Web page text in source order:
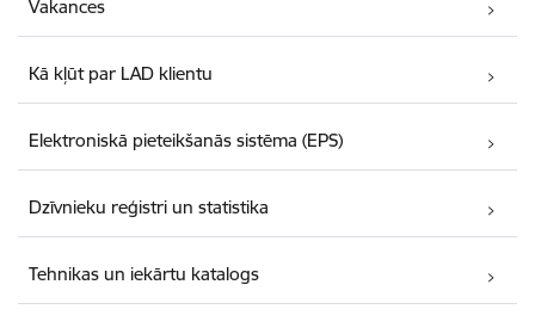
Vakances
Kā kļūt par LAD klientu
Elektroniskā pieteikšanās sistēma (EPS)
Dzīvnieku reģistri un statistika
Tehnikas un iekārtu katalogs